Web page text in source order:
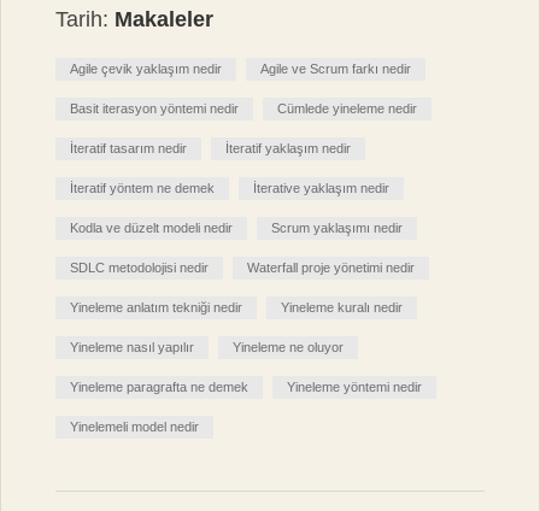
Tarih: Makaleler
Agile çevik yaklaşım nedir Agile ve Scrum farkı nedir
Basit iterasyon yöntemi nedir Cümlede yineleme nedir
İteratif tasarım nedir İteratif yaklaşım nedir
İteratif yöntem ne demek İterative yaklaşım nedir
Kodla ve düzelt modeli nedir Scrum yaklaşımı nedir
SDLC metodolojisi nedir Waterfall proje yönetimi nedir
Yineleme anlatım tekniği nedir Yineleme kuralı nedir
Yineleme nasıl yapılır Yineleme ne oluyor
Yineleme paragrafta ne demek Yineleme yöntemi nedir
Yinelemeli model nedir